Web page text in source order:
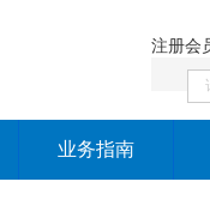
注册会
业务指南